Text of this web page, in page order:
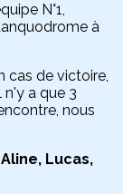
N°1,
à
cas de victoire,
n'y a que 3
nous
Aline, Lucas,